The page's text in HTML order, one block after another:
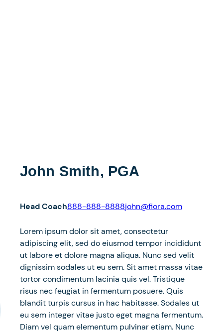
John Smith, PGA
Head Coach888-888-8888john@fiora.com
Lorem ipsum dolor sit amet, consectetur
adipiscing elit, sed do eiusmod tempor incididunt
ut labore et dolore magna aliqua. Nunc sed velit
dignissim sodales ut eu sem. Sit amet massa vitae
tortor condimentum lacinia quis vel. Tristique
risus nec feugiat in fermentum posuere. Quis
blandit turpis cursus in hac habitasse. Sodales ut
eu sem integer vitae justo eget magna fermentum.
Diam vel quam elementum pulvinar etiam. Nunc